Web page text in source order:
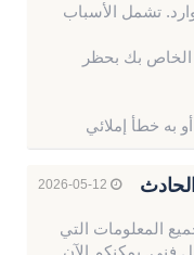
تشمل الأسباب
الخاص بك بحظر
به خطأ إملائي
المعلومات التي
فني. يمكنكم الآن